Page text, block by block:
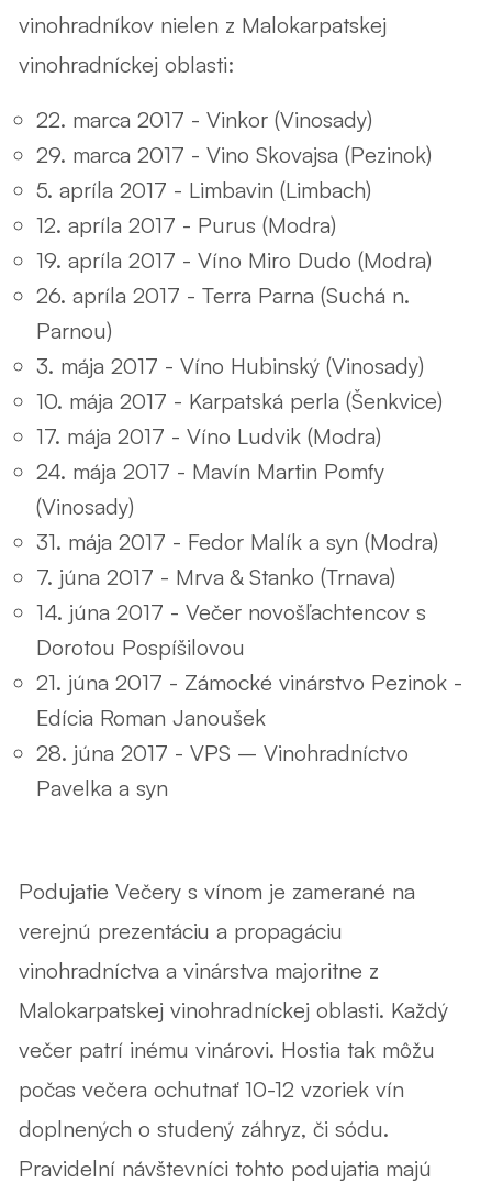
vinohradníkov nielen z Malokarpatskej
vinohradníckej oblasti:
22. marca 2017 - Vinkor (Vinosady)
29. marca 2017 - Vino Skovajsa (Pezinok)
5. apríla 2017 - Limbavin (Limbach)
12. apríla 2017 - Purus (Modra)
19. apríla 2017 - Víno Miro Dudo (Modra)
26. apríla 2017 - Terra Parna (Suchá n.
Parnou)
3. mája 2017 - Víno Hubinský (Vinosady)
10. mája 2017 - Karpatská perla (Šenkvice)
17. mája 2017 - Víno Ludvik (Modra)
24. mája 2017 - Mavín Martin Pomfy
(Vinosady)
31. mája 2017 - Fedor Malík a syn (Modra)
7. júna 2017 - Mrva & Stanko (Trnava)
14. júna 2017 - Večer novošľachtencov s
Dorotou Pospíšilovou
21. júna 2017 - Zámocké vinárstvo Pezinok -
Edícia Roman Janoušek
28. júna 2017 - VPS – Vinohradníctvo
Pavelka a syn
Podujatie Večery s vínom je zamerané na
verejnú prezentáciu a propagáciu
vinohradníctva a vinárstva majoritne z
Malokarpatskej vinohradníckej oblasti. Každý
večer patrí inému vinárovi. Hostia tak môžu
počas večera ochutnať 10-12 vzoriek vín
doplnených o studený záhryz, či sódu.
Pravidelní návštevníci tohto podujatia majú